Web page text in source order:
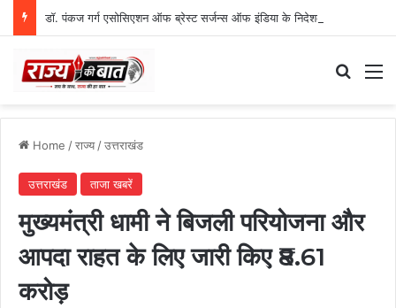
Home /राज्य/उत्तराखंड
उत्तराखंड ताजा खबरें
मुख्यमंत्री धामी ने बिजली परियोजना और
आपदा राहत के लिए जारी किए ₹8.61
करोड़